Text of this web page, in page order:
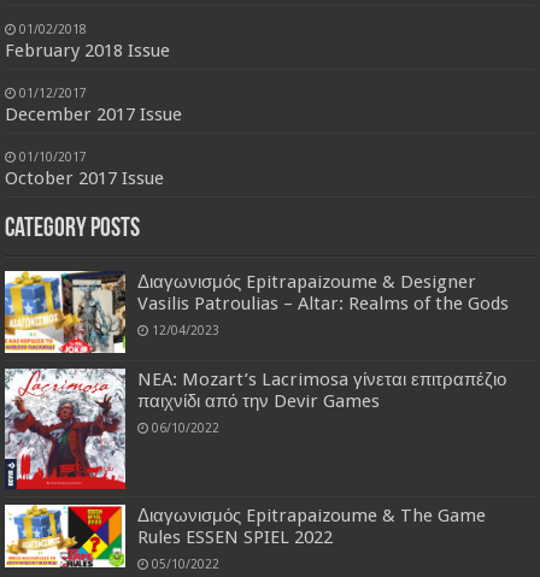
01/02/2018
February 2018 Issue
01/12/2017
December 2017 Issue
01/10/2017
October 2017 Issue
Category Posts
Διαγωνισμός Epitrapaizoume & Designer
Vasilis Patroulias – Altar: Realms of the Gods
12/04/2023
NEA: Mozart’s Lacrimosa γίνεται επιτραπέζιο
παιχνίδι από την Devir Games
06/10/2022
Διαγωνισμός Epitrapaizoume & The Game
Rules ESSEN SPIEL 2022
05/10/2022